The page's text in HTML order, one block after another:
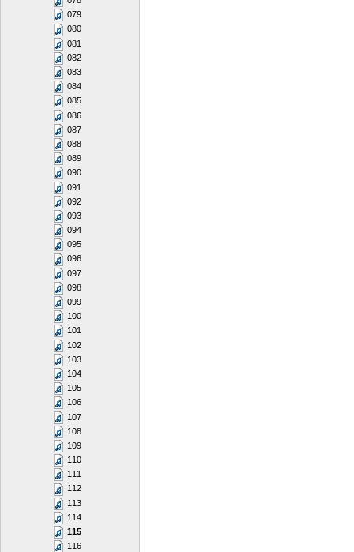
079
080
081
082
083
084
085
086
087
088
089
090
091
092
093
094
095
096
097
098
099
100
101
102
103
104
105
106
107
108
109
110
111
112
113
114
115
116